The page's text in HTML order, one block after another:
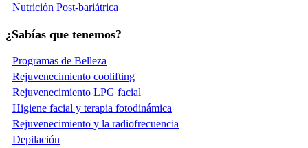
Nutrición Post-bariátrica
¿Sabías que tenemos?
Programas de Belleza
Rejuvenecimiento coolifting
Rejuvenecimiento LPG facial
Higiene facial y terapia fotodinámica
Rejuvenecimiento y la radiofrecuencia
Depilación